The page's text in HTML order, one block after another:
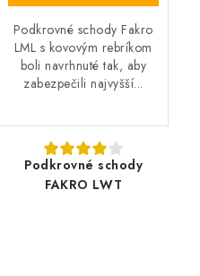
Podkrovné schody Fakro
LML s kovovým rebríkom
boli navrhnuté tak, aby
zabezpečili najvyšší...
Podkrovné schody
FAKRO LWT